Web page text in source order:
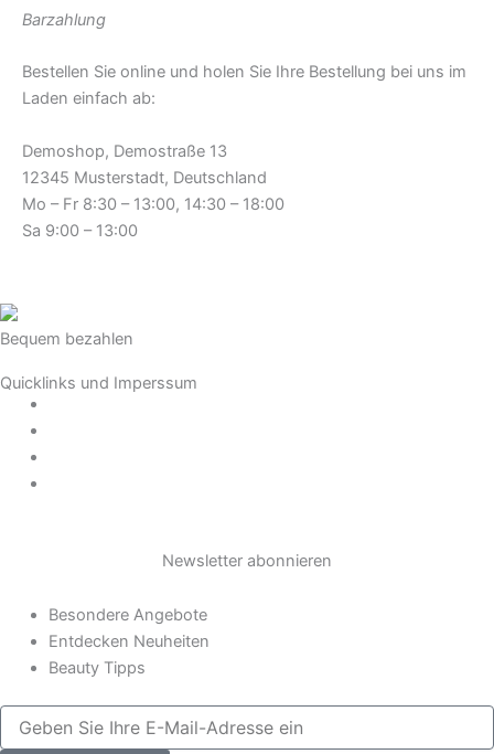
Barzahlung
Bestellen Sie online und holen Sie Ihre Bestellung bei uns im
Laden einfach ab:
Demoshop, Demostraße 13
12345 Musterstadt, Deutschland
Mo – Fr 8:30 – 13:00, 14:30 – 18:00
Sa 9:00 – 13:00
Bequem bezahlen
Quicklinks und Imperssum
Newsletter abonnieren
Besondere Angebote
Entdecken Neuheiten
Beauty Tipps
Geben
Sie